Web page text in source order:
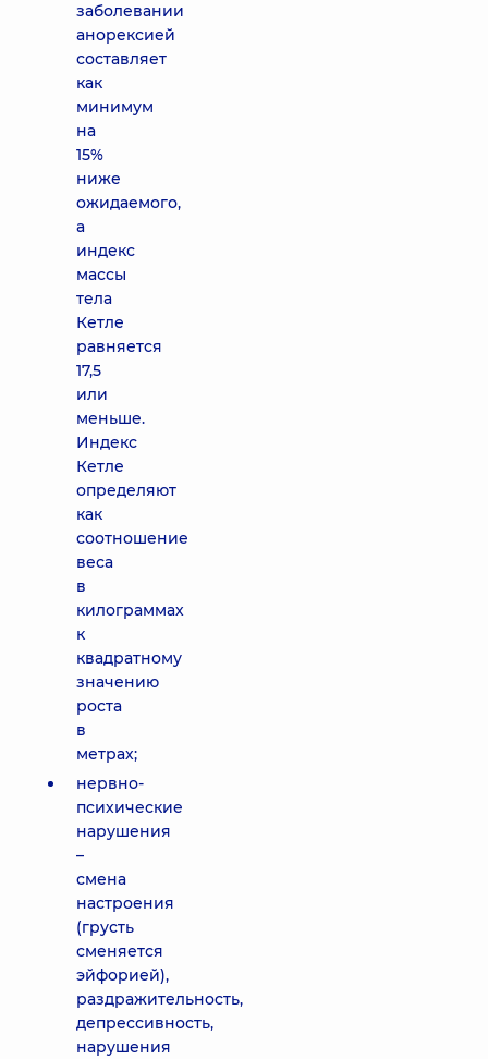
заболевании
анорексией
составляет
как
минимум
на
15%
ниже
ожидаемого,
а
индекс
массы
тела
Кетле
равняется
17,5
или
меньше.
Индекс
Кетле
определяют
как
соотношение
веса
в
килограммах
к
квадратному
значению
роста
в
метрах;
нервно-
психические
нарушения
–
смена
настроения
(грусть
сменяется
эйфорией),
раздражительность,
депрессивность,
нарушения